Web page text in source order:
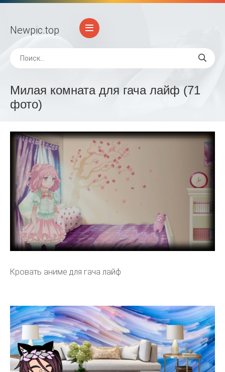
Newpic.top
Милая комната для гача лайф (71
фото)
Кровать аниме для гача лайф